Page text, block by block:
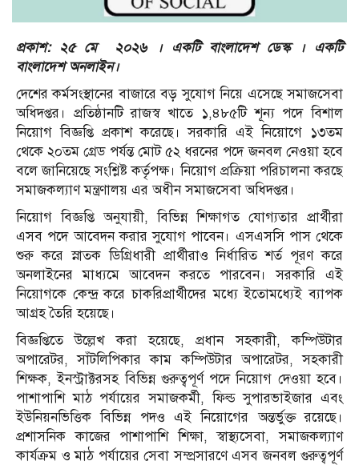
প্রকাশ: ২৫ মে ২০২৬ । একটি বাংলাদেশ ডেস্ক । একটি
বাংলাদেশ অনলাইন।
দেশের কর্মসংস্থানের বাজারে বড় সুযোগ নিয়ে এসেছে সমাজসেবা
অধিদপ্তর। প্রতিষ্ঠানটি রাজস্ব খাতে ১,৪৮৫টি শূন্য পদে বিশাল
নিয়োগ বিজ্ঞপ্তি প্রকাশ করেছে। সরকারি এই নিয়োগে ১৩তম
থেকে ২০তম গ্রেড পর্যন্ত মোট ৫২ ধরনের পদে জনবল নেওয়া হবে
বলে জানিয়েছে সংশ্লিষ্ট কর্তৃপক্ষ। নিয়োগ প্রক্রিয়া পরিচালনা করছে
সমাজকল্যাণ মন্ত্রণালয় এর অধীন সমাজসেবা অধিদপ্তর।
নিয়োগ বিজ্ঞপ্তি অনুযায়ী, বিভিন্ন শিক্ষাগত যোগ্যতার প্রার্থীরা
এসব পদে আবেদন করার সুযোগ পাবেন। এসএসসি পাস থেকে
শুরু করে স্নাতক ডিগ্রিধারী প্রার্থীরাও নির্ধারিত শর্ত পূরণ করে
অনলাইনের মাধ্যমে আবেদন করতে পারবেন। সরকারি এই
নিয়োগকে কেন্দ্র করে চাকরিপ্রার্থীদের মধ্যে ইতোমধ্যেই ব্যাপক
আগ্রহ তৈরি হয়েছে।
বিজ্ঞপ্তিতে উল্লেখ করা হয়েছে, প্রধান সহকারী, কম্পিউটার
অপারেটর, সাঁটলিপিকার কাম কম্পিউটার অপারেটর, সহকারী
শিক্ষক, ইনস্ট্রাক্টরসহ বিভিন্ন গুরুত্বপূর্ণ পদে নিয়োগ দেওয়া হবে।
পাশাপাশি মাঠ পর্যায়ের সমাজকর্মী, ফিল্ড সুপারভাইজার এবং
ইউনিয়নভিত্তিক বিভিন্ন পদও এই নিয়োগের অন্তর্ভুক্ত রয়েছে।
প্রশাসনিক কাজের পাশাপাশি শিক্ষা, স্বাস্থ্যসেবা, সমাজকল্যাণ
কার্যক্রম ও মাঠ পর্যায়ের সেবা সম্প্রসারণে এসব জনবল গুরুত্বপূর্ণ